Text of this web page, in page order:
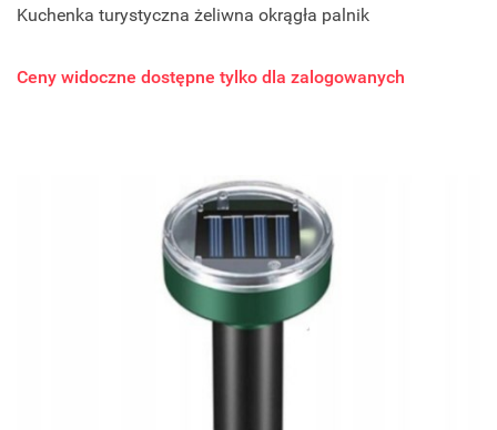
Kuchenka turystyczna żeliwna okrągła palnik
Ceny widoczne dostępne tylko dla zalogowanych